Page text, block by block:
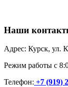
Наши
Адрес: Курск, ул.
Режим работы с
Телефон: +7 (919)